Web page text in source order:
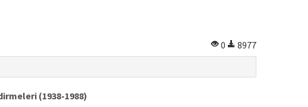
0
8977
(1938-1988)